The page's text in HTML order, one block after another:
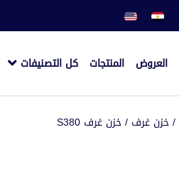
العروض المنتجات كل التصنيفات
/خزن غرف / خزن غرف S380